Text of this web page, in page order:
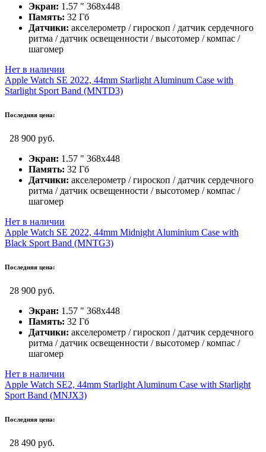
Экран: 1.57 " 368x448
Память: 32 Гб
Датчики: акселерометр / гироскоп / датчик сердечного
ритма / датчик освещенности / высотомер / компас /
шагомер
Нет в наличии
Apple Watch SE 2022, 44mm Starlight Aluminum Case with
Starlight Sport Band (MNTD3)
Последняя цена:
28 900 руб.
Экран: 1.57 " 368x448
Память: 32 Гб
Датчики: акселерометр / гироскоп / датчик сердечного
ритма / датчик освещенности / высотомер / компас /
шагомер
Нет в наличии
Apple Watch SE 2022, 44mm Midnight Aluminium Case with
Black Sport Band (MNTG3)
Последняя цена:
28 900 руб.
Экран: 1.57 " 368x448
Память: 32 Гб
Датчики: акселерометр / гироскоп / датчик сердечного
ритма / датчик освещенности / высотомер / компас /
шагомер
Нет в наличии
Apple Watch SE2, 44mm Starlight Aluminum Case with Starlight
Sport Band (MNJX3)
Последняя цена:
28 490 руб.